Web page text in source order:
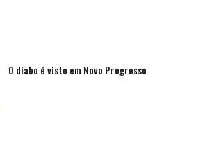
O diabo é visto em Novo Progresso